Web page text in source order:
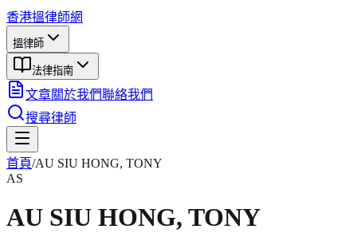
香港搵律師網
搵律師
法律指南
文章關於我們聯絡我們
搜尋律師
首頁/AU SIU HONG, TONY
AS
AU SIU HONG, TONY